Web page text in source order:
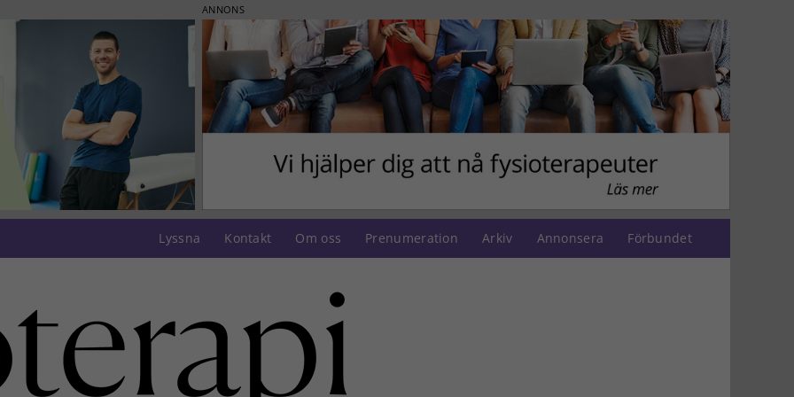
ANNONS
Lyssna Kontakt Om oss Prenumeration Arkiv Annonsera Förbundet